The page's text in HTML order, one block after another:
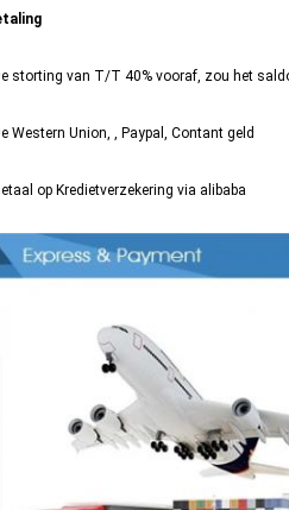
storting van T/T 40% vooraf, zou het
Western Union, , Paypal, Contant geld
op Kredietverzekering via alibaba